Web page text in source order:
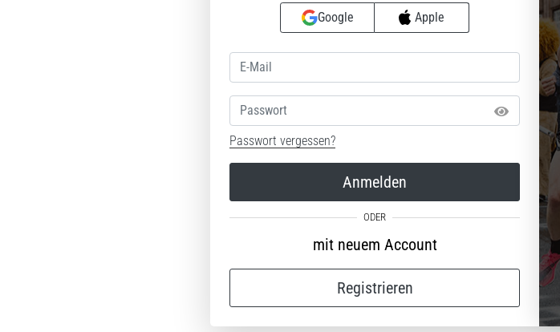
Google Apple
Passwort
Passwort vergessen?
Anmelden
mit neuem Account
Registrieren